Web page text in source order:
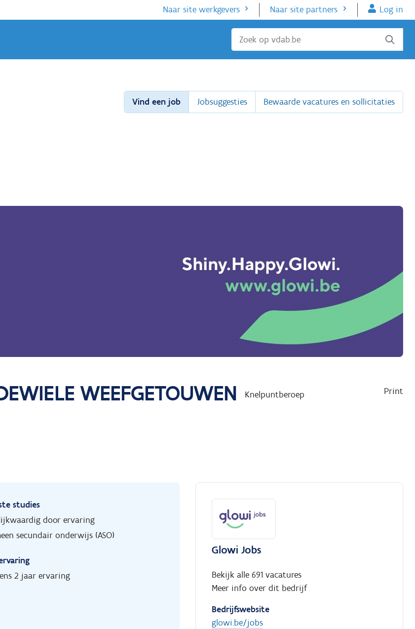
Naar site werkgevers Naar site partners Log in
Sluiten
Vind een job Jobsuggesties Bewaarde vacatures en sollicitaties
WEEFGETOUWEN Knelpuntberoep Print
studies
door ervaring
secundair onderwijs (ASO)
2 jaar ervaring
Glowi Jobs
Bekijk alle 691 vacatures
Meer info over dit bedrijf
Bedrijfswebsite
glowi.be/jobs